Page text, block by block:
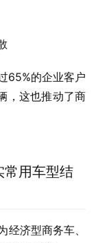
65%的企业客户
，这也推动了商
常用车型结
济型商务车、